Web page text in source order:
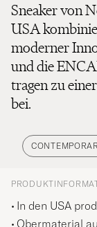
Sneaker von
USA
moderner
und die
tragen zu
bei.
In den USA
Obermaterial